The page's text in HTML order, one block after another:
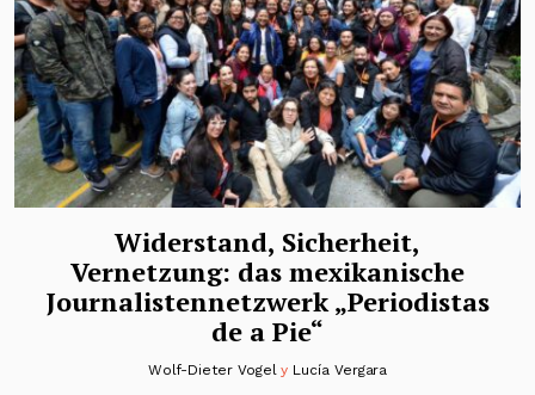
Widerstand, Sicherheit,
Vernetzung: das mexikanische
Journalistennetzwerk „Periodistas
de a Pie“
Wolf-Dieter Vogel y Lucía Vergara